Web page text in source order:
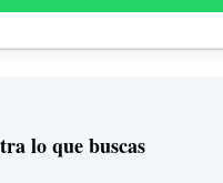
lo que buscas